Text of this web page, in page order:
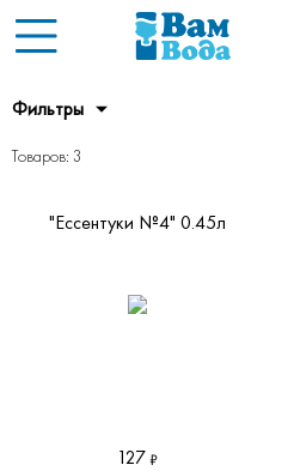
Фильтры
Товаров: 3
"Ессентуки №4" 0.45л
127